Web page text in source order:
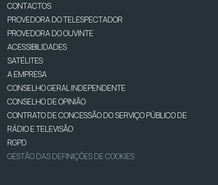
CONTACTOS
PROVEDORA DO TELESPECTADOR
PROVEDORA DO OUVINTE
ACESSIBILIDADES
SATÉLITES
A EMPRESA
CONSELHO GERAL INDEPENDENTE
CONSELHO DE OPINIÃO
CONTRATO DE CONCESSÃO DO SERVIÇO PÚBLICO DE
RÁDIO E TELEVISÃO
RGPD
GESTÃO DAS DEFINIÇÕES DE COOKIES